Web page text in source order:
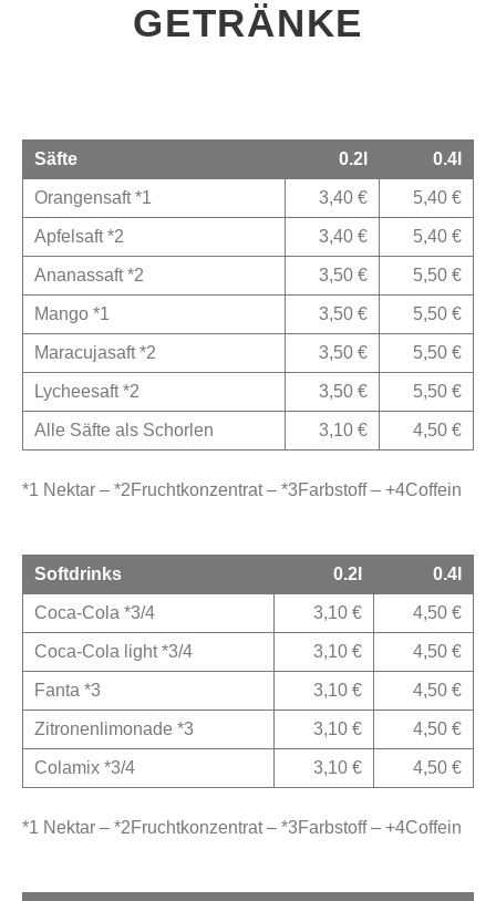
GETRÄNKE
Säfte 0.2l 0.4l
Orangensaft *1 3,40 € 5,40 €
Apfelsaft *2 3,40 € 5,40 €
Ananassaft *2 3,50 € 5,50 €
Mango *1 3,50 € 5,50 €
Maracujasaft *2 3,50 € 5,50 €
Lycheesaft *2 3,50 € 5,50 €
Alle Säfte als Schorlen 3,10 € 4,50 €
*1 Nektar – *2Fruchtkonzentrat – *3Farbstoff – +4Coffein
Softdrinks 0.2l 0.4l
Coca-Cola *3/4 3,10 € 4,50 €
Coca-Cola light *3/4 3,10 € 4,50 €
Fanta *3 3,10 € 4,50 €
Zitronenlimonade *3 3,10 € 4,50 €
Colamix *3/4 3,10 € 4,50 €
*1 Nektar – *2Fruchtkonzentrat – *3Farbstoff – +4Coffein